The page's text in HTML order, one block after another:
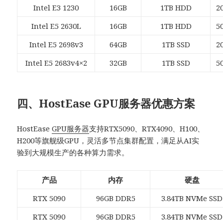
Intel E3 1230
16GB 1TB HDD
Intel E5 2630L
16GB 1TB HDD
Intel E5 2698v3
64GB 1TB SSD
Intel E5 2683v4×2
32GB 1TB SSD
四、HostEase GPU服务器优惠方案
HostEaseGPU服务器支持RTX5090、RTX4090、H100、
H200等旗舰级GPU，灵活多节点集群配置，满足从AI实
验到大规模生产的各种算力需求。
产品 内存
硬盘
RTX 5090
96GB DDR5
3.84TB NVMe SSD
RTX 5090
96GB DDR5 3.84TB NVMe SSD